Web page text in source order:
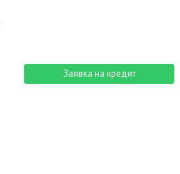
Заявка на кредит